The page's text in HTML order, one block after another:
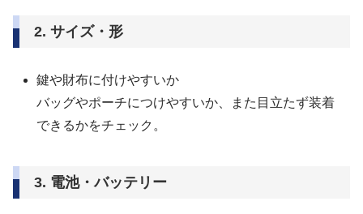
2. サイズ・形
鍵や財布に付けやすいか
バッグやポーチにつけやすいか、また目立たず装着
できるかをチェック。
3. 電池・バッテリー